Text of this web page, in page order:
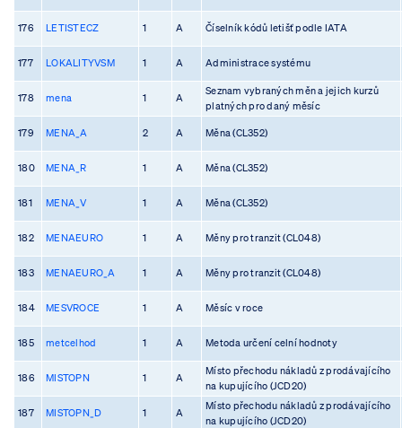
176 LETISTECZ 1 A Číselník kódů letišť podle IATA
177 LOKALITYVSM 1 A Administrace systému
178 mena 1 A
Seznam vybraných měn a jejich kurzů
platných pro daný měsíc
179 MENA_A 2 A Měna (CL352)
180 MENA_R 1 A Měna (CL352)
181 MENA_V 1 A Měna (CL352)
182 MENAEURO 1 A Měny pro tranzit (CL048)
183 MENAEURO_A 1 A Měny pro tranzit (CL048)
184 MESVROCE 1 A Měsíc v roce
185 metcelhod 1 A Metoda určení celní hodnoty
186 MISTOPN 1 A
Místo přechodu nákladů z prodávajícího
na kupujícího (JCD20)
187 MISTOPN_D 1 A
Místo přechodu nákladů z prodávajícího
na kupujícího (JCD20)